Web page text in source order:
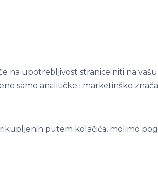
na upotrebljivost stranice niti na
samo analitičke i marketinške
putem kolačića, molimo